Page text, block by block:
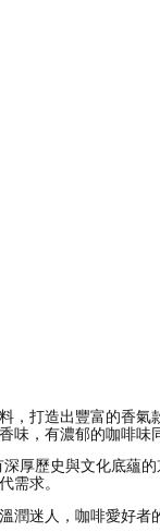
，打造出豐富的香
味，有濃郁的咖啡
厚歷史與文化底蘊
需求。
迷人，咖啡愛好者